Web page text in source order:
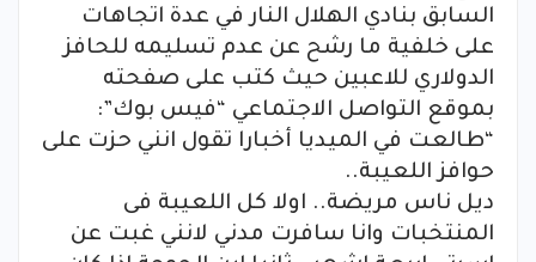
السابق بنادي الهلال النار في عدة اتجاهات
على خلفية ما رشح عن عدم تسليمه للحافز
الدولاري للاعبين حيث كتب على صفحته
بموقع التواصل الاجتماعي “فيس بوك”:
“طالعت في الميديا أخبارا تقول انني حزت على
حوافز اللعيبة..
ديل ناس مريضة.. اولا كل اللعيبة فى
المنتخبات وانا سافرت مدني لانني غبت عن